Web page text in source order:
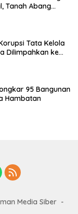
Tanah Abang
Tata Kelola
Dilimpahkan ke
95 Bangunan
Hambatan
Media Siber